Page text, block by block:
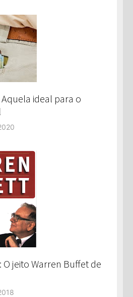
ideal para o
O jeito Warren Buffet de